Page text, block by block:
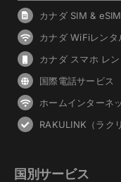
カナダ SIM & eSIM
カナダ WiFiレンタ
カナダ スマホ レ
国際電話サービス
ホームインターネ
RAKULINK（ラク
国別サービス